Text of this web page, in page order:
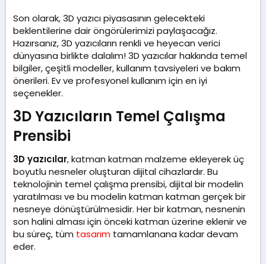
Son olarak, 3D yazıcı piyasasının gelecekteki
beklentilerine dair öngörülerimizi paylaşacağız.
Hazırsanız, 3D yazıcıların renkli ve heyecan verici
dünyasına birlikte dalalım! 3D yazıcılar hakkında temel
bilgiler, çeşitli modeller, kullanım tavsiyeleri ve bakım
önerileri. Ev ve profesyonel kullanım için en iyi
seçenekler.
3D Yazıcıların Temel Çalışma
Prensibi​
3D yazıcılar, katman katman malzeme ekleyerek üç
boyutlu nesneler oluşturan dijital cihazlardır. Bu
teknolojinin temel çalışma prensibi, dijital bir modelin
yaratılması ve bu modelin katman katman gerçek bir
nesneye dönüştürülmesidir. Her bir katman, nesnenin
son halini alması için önceki katman üzerine eklenir ve
bu süreç, tüm tasarım tamamlanana kadar devam
eder.